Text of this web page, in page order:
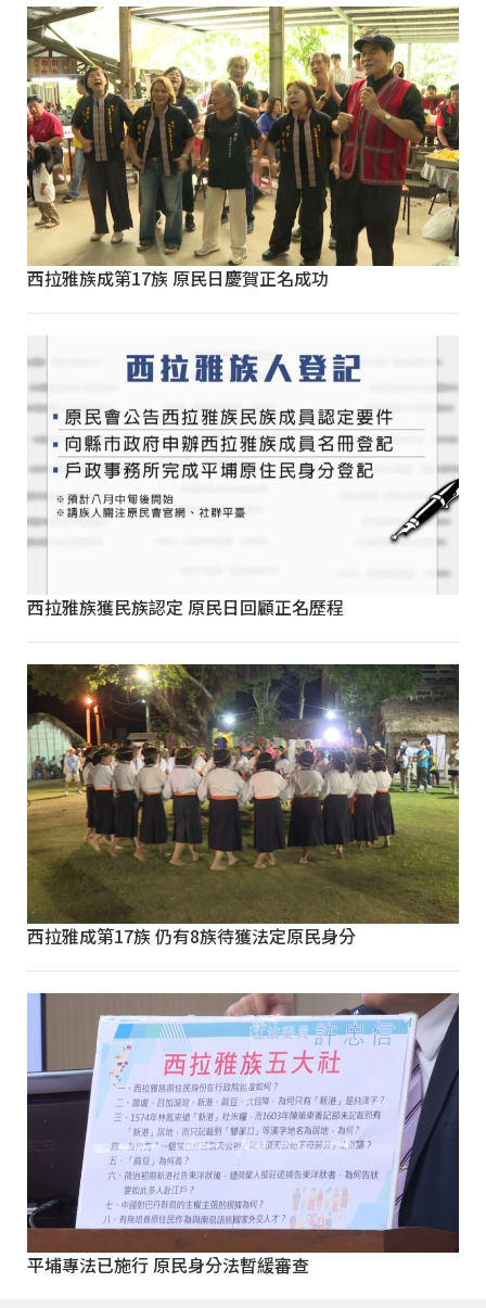
西拉雅族成第17族 原民日慶賀正名成功
西拉雅族獲民族認定 原民日回顧正名歷程
西拉雅成第17族 仍有8族待獲法定原民身分
平埔專法已施行 原民身分法暫緩審查